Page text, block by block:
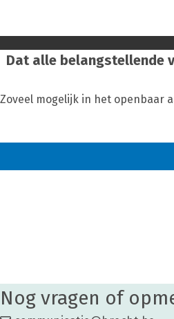
Dat alle belangstellende
Zoveel mogelijk in het openbaar
Nog vragen of